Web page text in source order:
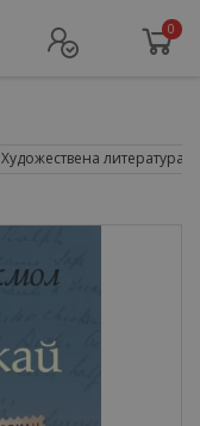
0
Художествена литература